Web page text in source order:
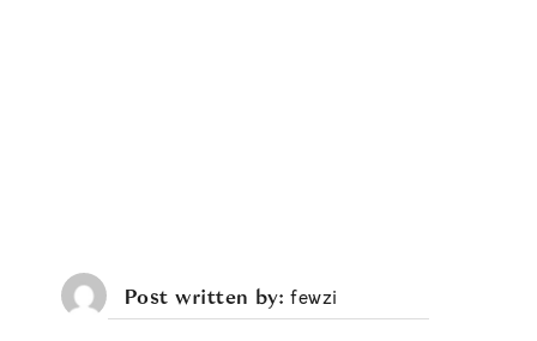
Post written by fewzi